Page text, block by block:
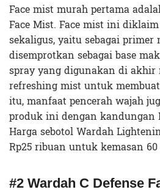
Face mist murah pertama
Face Mist. Face mist ini
sekaligus, yaitu sebagai primer
disemprotkan sebagai base
spray yang digunakan di akhir
refreshing mist untuk
itu, manfaat pencerah wajah
produk ini dengan kandungan
Harga sebotol Wardah
Rp25 ribuan untuk kemasan
#2 Wardah C Defense